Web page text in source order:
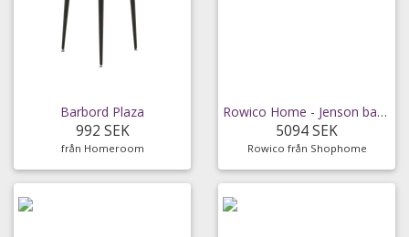
Barbord Plaza
992 SEK
från Homeroom
Rowico Home - Jenson barbord 122x75 vitpigmenterad
5094 SEK
Rowico från Shophome